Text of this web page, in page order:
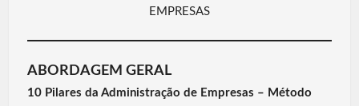
EMPRESAS
ABORDAGEM GERAL
10 Pilares da Administração de Empresas – Método